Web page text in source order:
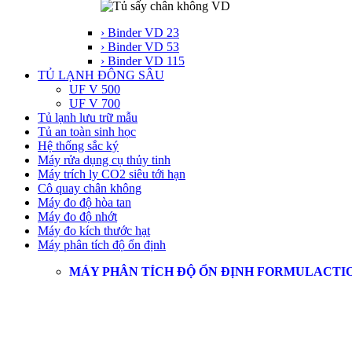
› Binder VD 23
› Binder VD 53
› Binder VD 115
TỦ LẠNH ĐÔNG SÂU
UF V 500
UF V 700
Tủ lạnh lưu trữ mẫu
Tủ an toàn sinh học
Hệ thống sắc ký
Máy rửa dụng cụ thủy tinh
Máy trích ly CO2 siêu tới hạn
Cô quay chân không
Máy đo độ hòa tan
Máy đo độ nhớt
Máy đo kích thước hạt
Máy phân tích độ ổn định
MÁY PHÂN TÍCH ĐỘ ỔN ĐỊNH